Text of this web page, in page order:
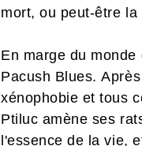
mort, ou peut-être
En marge du
Pacush Blues.
xénophobie et tous
Ptiluc amène ses
l'essence de la vie,